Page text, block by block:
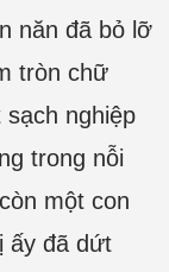
năn đã bỏ lỡ
tròn chữ
sạch nghiệp
trong nỗi
một con
ấy đã dứt